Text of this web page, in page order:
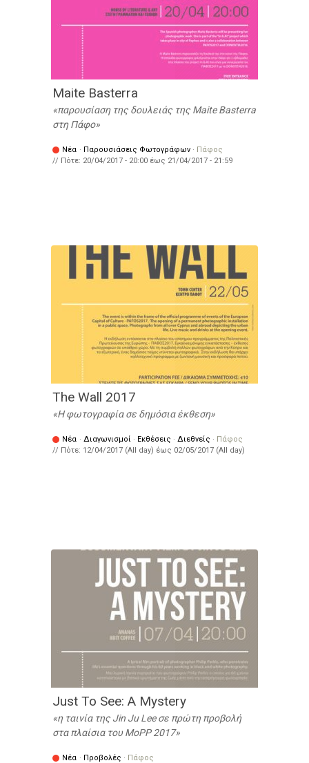
Maite Basterra
παρουσίαση της δουλειάς της Maite Basterra
στη Πάφο
Νέα · Παρουσιάσεις Φωτογράφων · Πάφος
// Πότε: 20/04/2017 - 20:00 έως 21/04/2017 - 21:59
The Wall 2017
Η φωτογραφία σε δημόσια έκθεση
Νέα · Διαγωνισμοί · Εκθέσεις · Διεθνείς · Πάφος
// Πότε: 12/04/2017 (All day) έως 02/05/2017 (All day)
Just To See: A Mystery
η ταινία της Jin Ju Lee σε πρώτη προβολή
στα πλαίσια του MoPP 2017
Νέα · Προβολές · Πάφος